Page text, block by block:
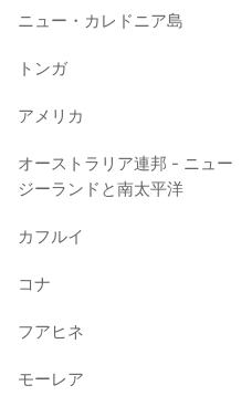
ニュー・カレドニア島
トンガ
アメリカ
オーストラリア連邦 - ニュー
ジーランドと南太平洋
カフルイ
コナ
フアヒネ
モーレア